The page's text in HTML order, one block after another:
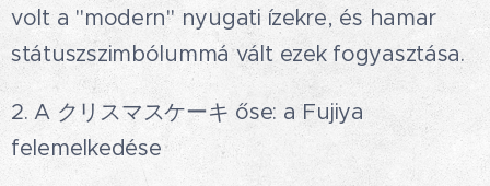
volt a "modern" nyugati ízekre, és hamar
státuszszimbólummá vált ezek fogyasztása.
2. A クリスマスケーキ őse: a Fujiya
felemelkedése